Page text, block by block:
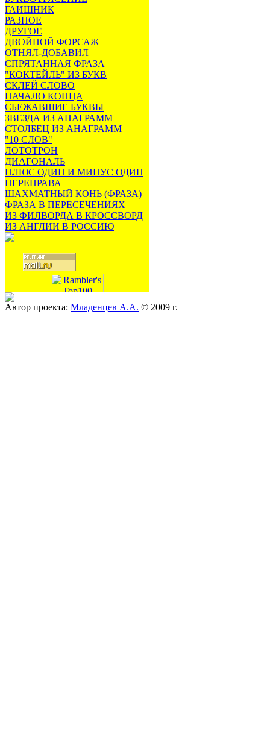
ГАИШНИК
РАЗНОЕ
ДРУГОЕ
ДВОЙНОЙ ФОРСАЖ
ОТНЯЛ-ДОБАВИЛ
СПРЯТАННАЯ ФРАЗА
"КОКТЕЙЛЬ" ИЗ БУКВ
СКЛЕЙ СЛОВО
НАЧАЛО КОНЦА
СБЕЖАВШИЕ БУКВЫ
ЗВЕЗДА ИЗ АНАГРАММ
СТОЛБЕЦ ИЗ АНАГРАММ
"10 СЛОВ"
ЛОТОТРОН
ДИАГОНАЛЬ
ПЛЮС ОДИН И МИНУС ОДИН
ПЕРЕПРАВА
ШАХМАТНЫЙ КОНЬ (ФРАЗА)
ФРАЗА В ПЕРЕСЕЧЕНИЯХ
ИЗ ФИЛВОРДА В КРОССВОРД
ИЗ АНГЛИИ В РОССИЮ
Автор проекта: Младенцев А.А. © 2009 г.